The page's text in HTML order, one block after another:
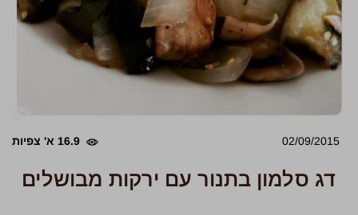
02/09/2015 16.9 א' צפיות
דג סלמון בתנור עם ירקות מבושלים